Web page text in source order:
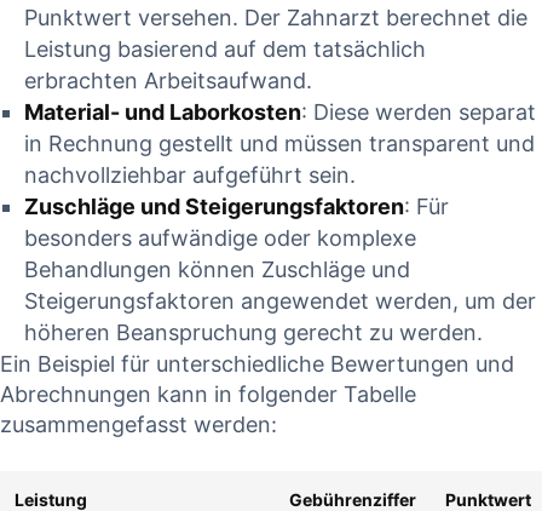
Punktwert versehen. Der Zahnarzt berechnet die
‍Leistung basierend auf dem tatsächlich
erbrachten Arbeitsaufwand.
Material- und Laborkosten: Diese⁣ werden separat​
in ‌Rechnung gestellt und müssen transparent und
‍nachvollziehbar aufgeführt sein.
Zuschläge und Steigerungsfaktoren: Für
⁢besonders aufwändige⁣ oder komplexe
Behandlungen können Zuschläge und
Steigerungsfaktoren angewendet ‍werden, um ⁣der
‌höheren ​Beanspruchung gerecht zu werden.
Ein‌ Beispiel für unterschiedliche Bewertungen‍ und
Abrechnungen kann in folgender Tabelle
zusammengefasst werden:
Leistung Gebührenziffer Punktwert